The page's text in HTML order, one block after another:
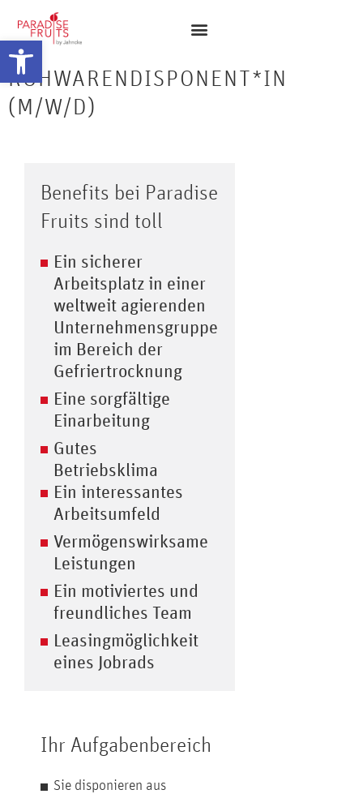
Abrir barra de herramientas
ROHWARENDISPONENT*IN
(M/W/D)
Benefits bei Paradise
Fruits sind toll
Ein sicherer
Arbeitsplatz in einer
weltweit agierenden
Unternehmensgruppe
im Bereich der
Gefriertrocknung
Eine sorgfältige
Einarbeitung
Gutes
Betriebsklima
Ein interessantes
Arbeitsumfeld
Vermögenswirksame
Leistungen
Ein motiviertes und
freundliches Team
Leasingmöglichkeit
eines Jobrads
Ihr Aufgabenbereich
Sie disponieren aus